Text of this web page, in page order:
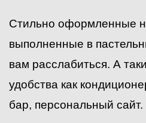
Стильно оформленные
выполненные в
вам расслабиться. А
удобства как
бар, персональный